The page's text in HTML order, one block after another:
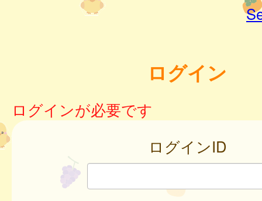
ログイン
ログインが必要です
ログインID